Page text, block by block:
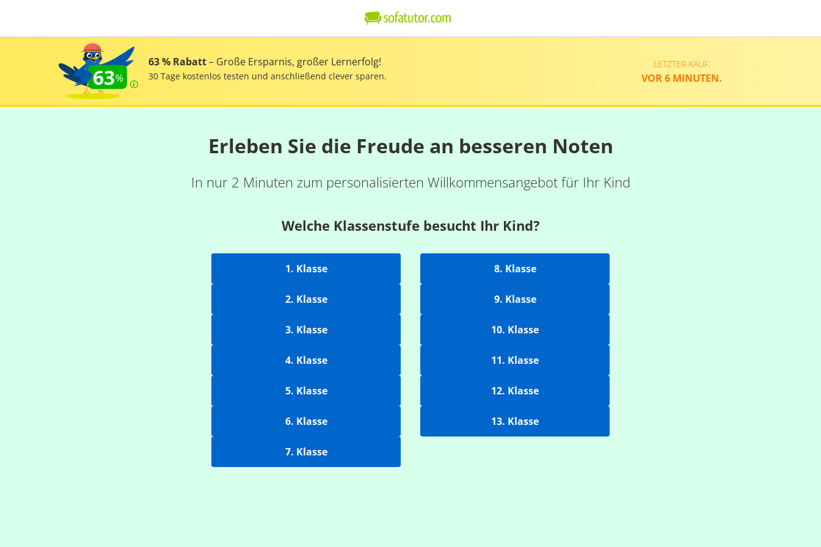
63
63 % Rabatt– Große Ersparnis, großer Lernerfolg!
30 Tage kostenlos testen und anschließend clever sparen.
LETZTER KAUF:
VOR 6 MINUTEN.
Erleben Sie die Freude an besseren Noten
In nur 2 Minuten zum personalisierten Willkommensangebot für Ihr Kind
Welche Klassenstufe besucht Ihr Kind?
1. Klasse
2. Klasse
3. Klasse
4. Klasse
5. Klasse
6. Klasse
7. Klasse
8. Klasse
9. Klasse
10. Klasse
11. Klasse
12. Klasse
13. Klasse